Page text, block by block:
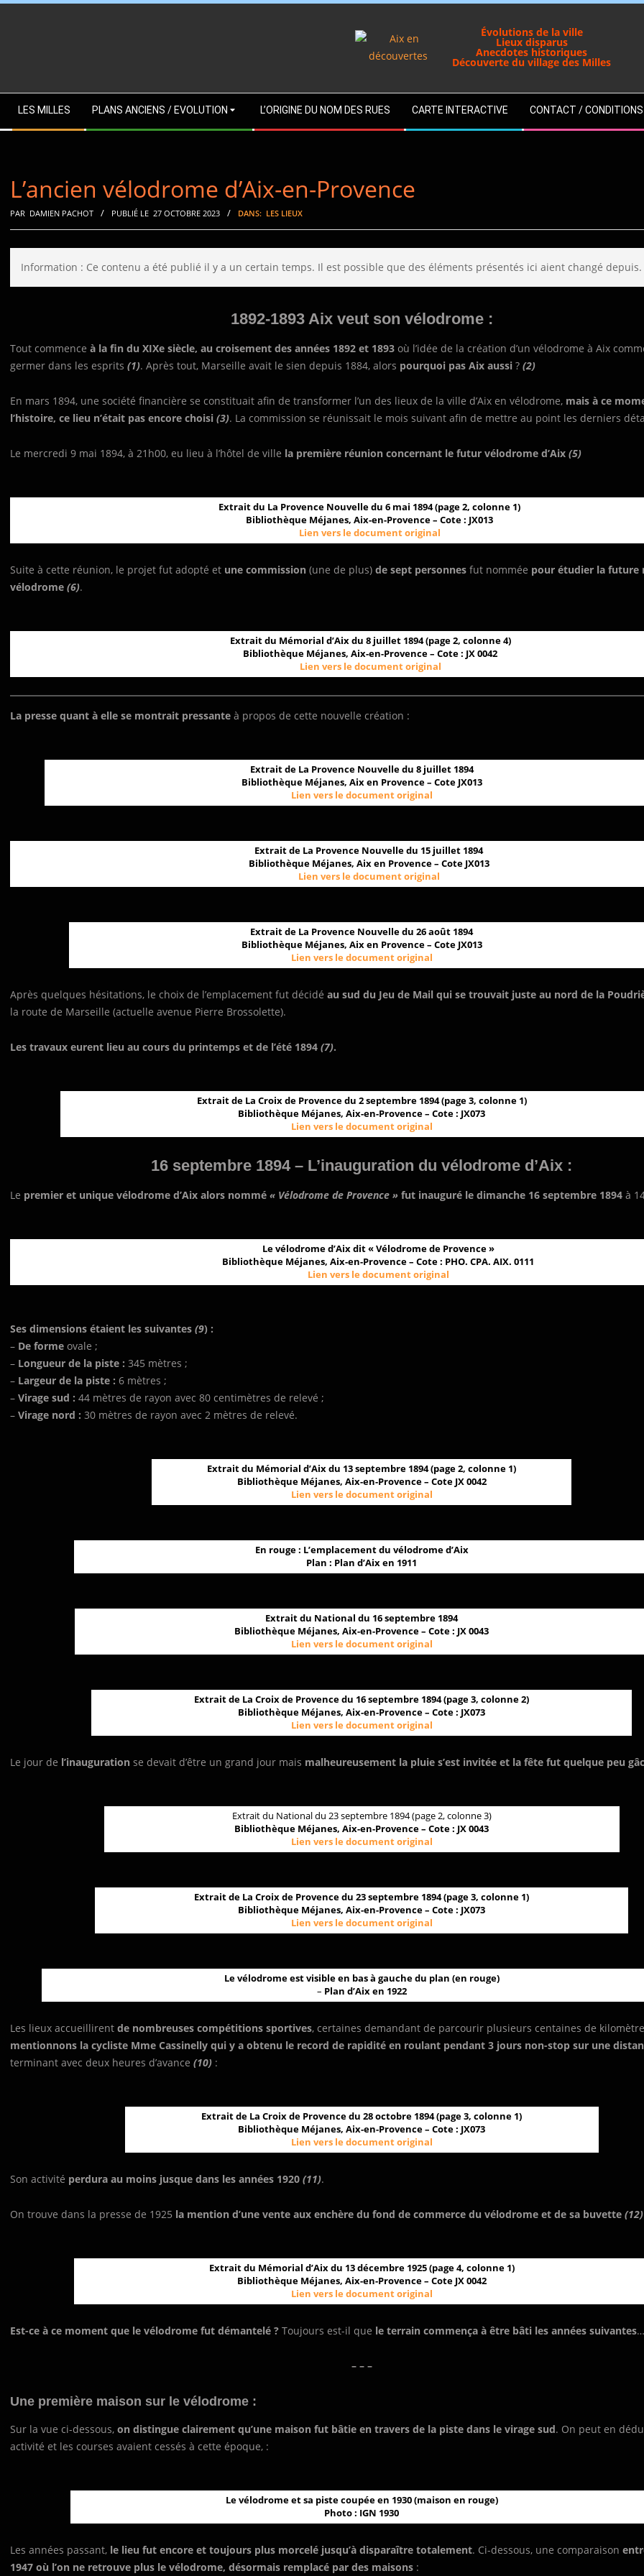
Évolutions de la ville
Lieux disparus
Anecdotes historiques
Découverte du village des Milles
Navigation
Menu
LES MILLES PLANS ANCIENS / EVOLUTION L’ORIGINE DU NOM DES RUES CARTE INTERACTIVE CONTACT / CONDITIONS
L’ancien vélodrome d’Aix-en-Provence
PAR DAMIEN PACHOT PUBLIÉ LE 27 OCTOBRE 2023 DANS: LES LIEUX
Information : Ce contenu a été publié il y a un certain temps. Il est possible que des éléments présentés ici aient changé depuis.
1892-1893 Aix veut son vélodrome :
Tout commence à la fin du XIXe siècle, au croisement des années 1892 et 1893 où l’idée de la création d’un vélodrome à Aix
germer dans les esprits (1). Après tout, Marseille avait le sien depuis 1884, alors pourquoi pas Aix aussi ? (2)
En mars 1894, une société financière se constituait afin de transformer l’un des lieux de la ville d’Aix en vélodrome, mais à ce
l’histoire, ce lieu n’était pas encore choisi (3). La commission se réunissait le mois suivant afin de mettre au point les derniers
Le mercredi 9 mai 1894, à 21h00, eu lieu à l’hôtel de ville la première réunion concernant le futur vélodrome d’Aix (5)
Extrait du La Provence Nouvelle du 6 mai 1894 (page 2, colonne 1)
Bibliothèque Méjanes, Aix-en-Provence – Cote : JX013
Lien vers le document original
Suite à cette réunion, le projet fut adopté et une commission (une de plus) de sept personnes fut nommée pour étudier la future
vélodrome (6).
Extrait du Mémorial d’Aix du 8 juillet 1894 (page 2, colonne 4)
Bibliothèque Méjanes, Aix-en-Provence – Cote : JX 0042
Lien vers le document original
La presse quant à elle se montrait pressante à propos de cette nouvelle création :
Extrait de La Provence Nouvelle du 8 juillet 1894
Bibliothèque Méjanes, Aix en Provence – Cote JX013
Lien vers le document original
Extrait de La Provence Nouvelle du 15 juillet 1894
Bibliothèque Méjanes, Aix en Provence – Cote JX013
Lien vers le document original
Extrait de La Provence Nouvelle du 26 août 1894
Bibliothèque Méjanes, Aix en Provence – Cote JX013
Lien vers le document original
Après quelques hésitations, le choix de l’emplacement fut décidé au sud du Jeu de Mail qui se trouvait juste au nord de la
la route de Marseille (actuelle avenue Pierre Brossolette).
Les travaux eurent lieu au cours du printemps et de l’été 1894 (7).
Extrait de La Croix de Provence du 2 septembre 1894 (page 3, colonne 1)
Bibliothèque Méjanes, Aix-en-Provence – Cote : JX073
Lien vers le document original
16 septembre 1894 – L’inauguration du vélodrome d’Aix :
Le premier et unique vélodrome d’Aix alors nommé « Vélodrome de Provence » fut inauguré le dimanche 16 septembre 1894 à
Le vélodrome d’Aix dit « Vélodrome de Provence »
Bibliothèque Méjanes, Aix-en-Provence – Cote : PHO. CPA. AIX. 0111
Lien vers le document original
Ses dimensions étaient les suivantes (9) :
– De forme ovale ;
– Longueur de la piste : 345 mètres ;
– Largeur de la piste : 6 mètres ;
– Virage sud : 44 mètres de rayon avec 80 centimètres de relevé ;
– Virage nord : 30 mètres de rayon avec 2 mètres de relevé.
Extrait du Mémorial d’Aix du 13 septembre 1894 (page 2, colonne 1)
Bibliothèque Méjanes, Aix-en-Provence – Cote JX 0042
Lien vers le document original
En rouge : L’emplacement du vélodrome d’Aix
Plan : Plan d’Aix en 1911
Extrait du National du 16 septembre 1894
Bibliothèque Méjanes, Aix-en-Provence – Cote : JX 0043
Lien vers le document original
Extrait de La Croix de Provence du 16 septembre 1894 (page 3, colonne 2)
Bibliothèque Méjanes, Aix-en-Provence – Cote : JX073
Lien vers le document original
Le jour de l’inauguration se devait d’être un grand jour mais malheureusement la pluie s’est invitée et la fête fut quelque peu
Extrait du National du 23 septembre 1894 (page 2, colonne 3)
Bibliothèque Méjanes, Aix-en-Provence – Cote : JX 0043
Lien vers le document original
Extrait de La Croix de Provence du 23 septembre 1894 (page 3, colonne 1)
Bibliothèque Méjanes, Aix-en-Provence – Cote : JX073
Lien vers le document original
Le vélodrome est visible en bas à gauche du plan (en rouge)
– Plan d’Aix en 1922
Les lieux accueillirent de nombreuses compétitions sportives, certaines demandant de parcourir plusieurs centaines de
mentionnons la cycliste Mme Cassinelly qui y a obtenu le record de rapidité en roulant pendant 3 jours non-stop sur une
terminant avec deux heures d’avance (10) :
Extrait de La Croix de Provence du 28 octobre 1894 (page 3, colonne 1)
Bibliothèque Méjanes, Aix-en-Provence – Cote : JX073
Lien vers le document original
Son activité perdura au moins jusque dans les années 1920 (11).
On trouve dans la presse de 1925 la mention d’une vente aux enchère du fond de commerce du vélodrome et de sa buvette (12)
Extrait du Mémorial d’Aix du 13 décembre 1925 (page 4, colonne 1)
Bibliothèque Méjanes, Aix-en-Provence – Cote JX 0042
Lien vers le document original
Est-ce à ce moment que le vélodrome fut démantelé ? Toujours est-il que le terrain commença à être bâti les années suivantes…
– – –
Une première maison sur le vélodrome :
Sur la vue ci-dessous, on distingue clairement qu’une maison fut bâtie en travers de la piste dans le virage sud. On peut en
activité et les courses avaient cessés à cette époque, :
Le vélodrome et sa piste coupée en 1930 (maison en rouge)
Photo : IGN 1930
Les années passant, le lieu fut encore et toujours plus morcelé jusqu’à disparaître totalement. Ci-dessous, une comparaison
1947 où l’on ne retrouve plus le vélodrome, désormais remplacé par des maisons :